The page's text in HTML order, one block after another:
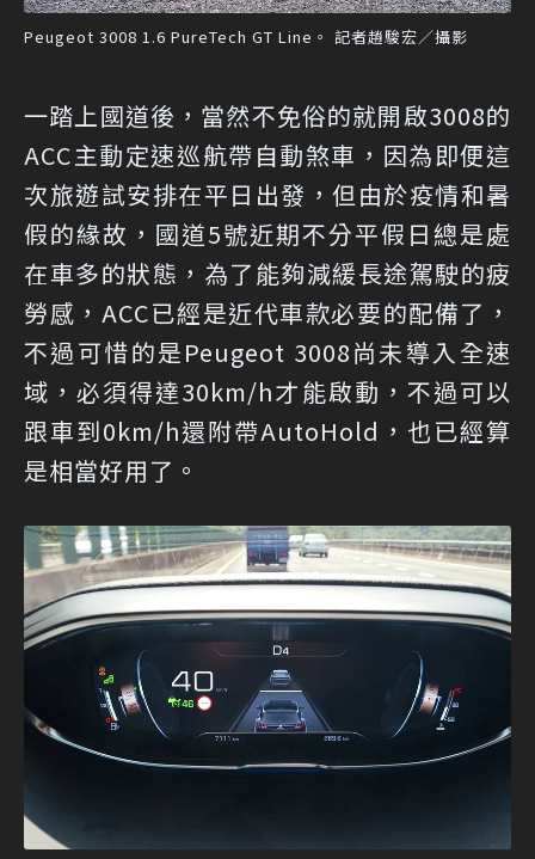
Peugeot 3008 1.6 PureTech GT Line。 記者趙駿宏／攝影
一踏上國道後，當然不免俗的就開啟3008的
ACC主動定速巡航帶自動煞車，因為即便這
次旅遊試安排在平日出發，但由於疫情和暑
假的緣故，國道5號近期不分平假日總是處
在車多的狀態，為了能夠減緩長途駕駛的疲
勞感，ACC已經是近代車款必要的配備了，
不過可惜的是Peugeot 3008尚未導入全速
域，必須得達30km/h才能啟動，不過可以
跟車到0km/h還附帶AutoHold，也已經算
是相當好用了。